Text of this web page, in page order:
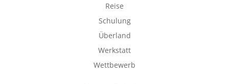
Reise
Schulung
Überland
Werkstatt
Wettbewerb